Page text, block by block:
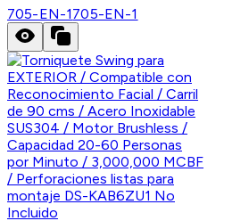
705-EN-1705-EN-1